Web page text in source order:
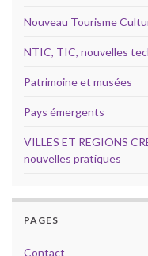
Nouveau Tourisme
NTIC, TIC, nouvelles
Patrimoine et musées
Pays émergents
VILLES ET REGIONS
nouvelles pratiques
PAGES
Contact